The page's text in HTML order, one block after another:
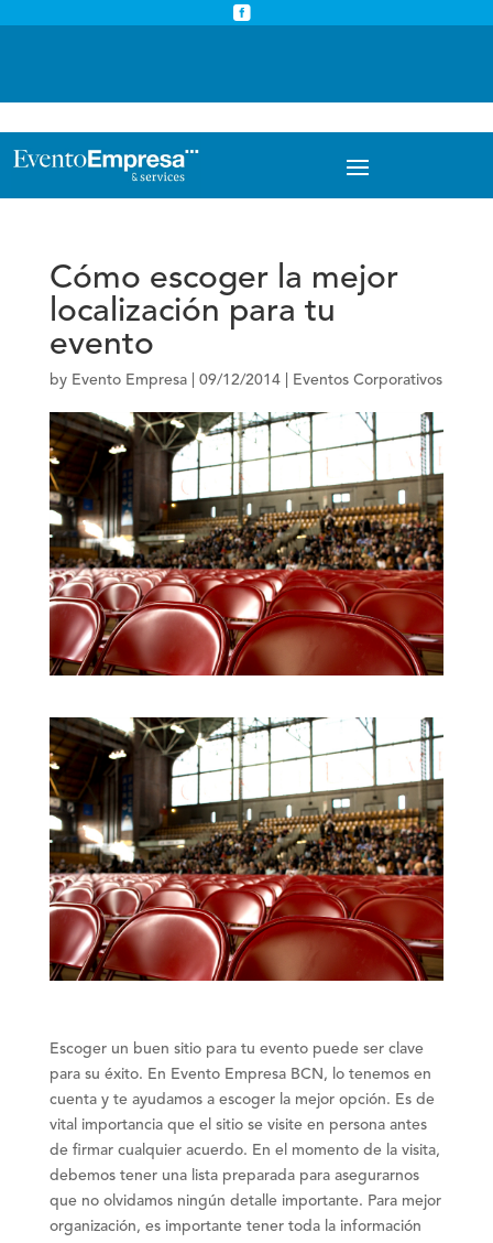

Cómo escoger la mejor
localización para tu
evento
by Evento Empresa| 09/12/2014| Eventos Corporativos
Escoger un buen sitio para tu evento puede ser clave
para su éxito. En Evento Empresa BCN, lo tenemos en
cuenta y te ayudamos a escoger la mejor opción. Es de
vital importancia que el sitio se visite en persona antes
de firmar cualquier acuerdo. En el momento de la visita,
debemos tener una lista preparada para asegurarnos
que no olvidamos ningún detalle importante. Para mejor
organización, es importante tener toda la información